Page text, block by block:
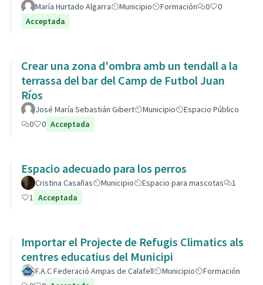
María Hurtado Algarra Municipio Formación 0
0
Acceptada
Crear una zona d'ombra amb un tendall a la
terrassa del bar del Camp de Futbol Juan
Ríos
José María Sebastián Gibert Municipio
Espacio Público
0
0 Acceptada
Espacio adecuado para los perros
Cristina Casañas Municipio Espacio para mascotas
1
1 Acceptada
Importar el Projecte de Refugis Climatics als
centres educatius del Municipi
F.A.C Federació Ampas de Calafell Municipio
Formación